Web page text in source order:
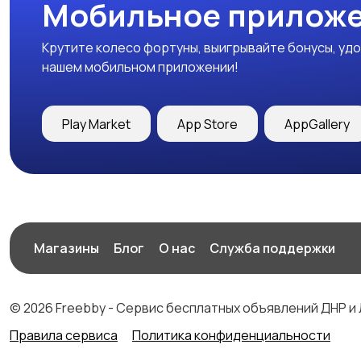
Мобильное
Крутите колесо фортуны, выигрывайте бонусы,
нашем мобильном приложении!
Play Market App Store AppGallery
Магазины Блог О нас Служба поддержки
© 2026 Freebby - Сервис бесплатных объявлений ДНР и
Правила сервиса
Политика конфиденциальности